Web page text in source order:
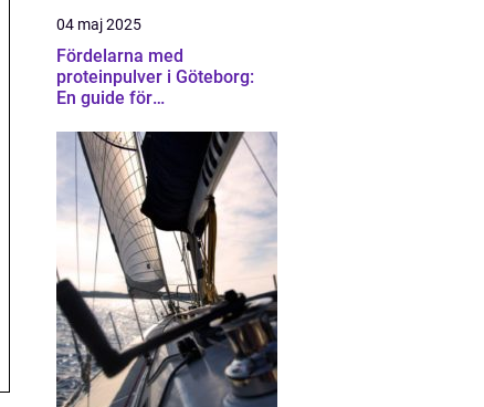
04 maj 2025
Fördelarna med
proteinpulver i Göteborg:
En guide för